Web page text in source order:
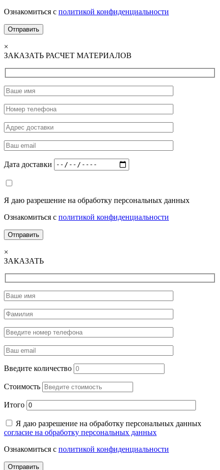
Ознакомиться с политикой конфиденциальности
×
ЗАКАЗАТЬ РАСЧЕТ МАТЕРИАЛОВ
Дата доставки
Я даю разрешение на обработку персональных данных
Ознакомиться с политикой конфиденциальности
×
ЗАКАЗАТЬ
Введите количество
Стоимость
Итого
Я даю разрешение на обработку персональных данных
согласие на обработку персональных данных
Ознакомиться с политикой конфиденциальности